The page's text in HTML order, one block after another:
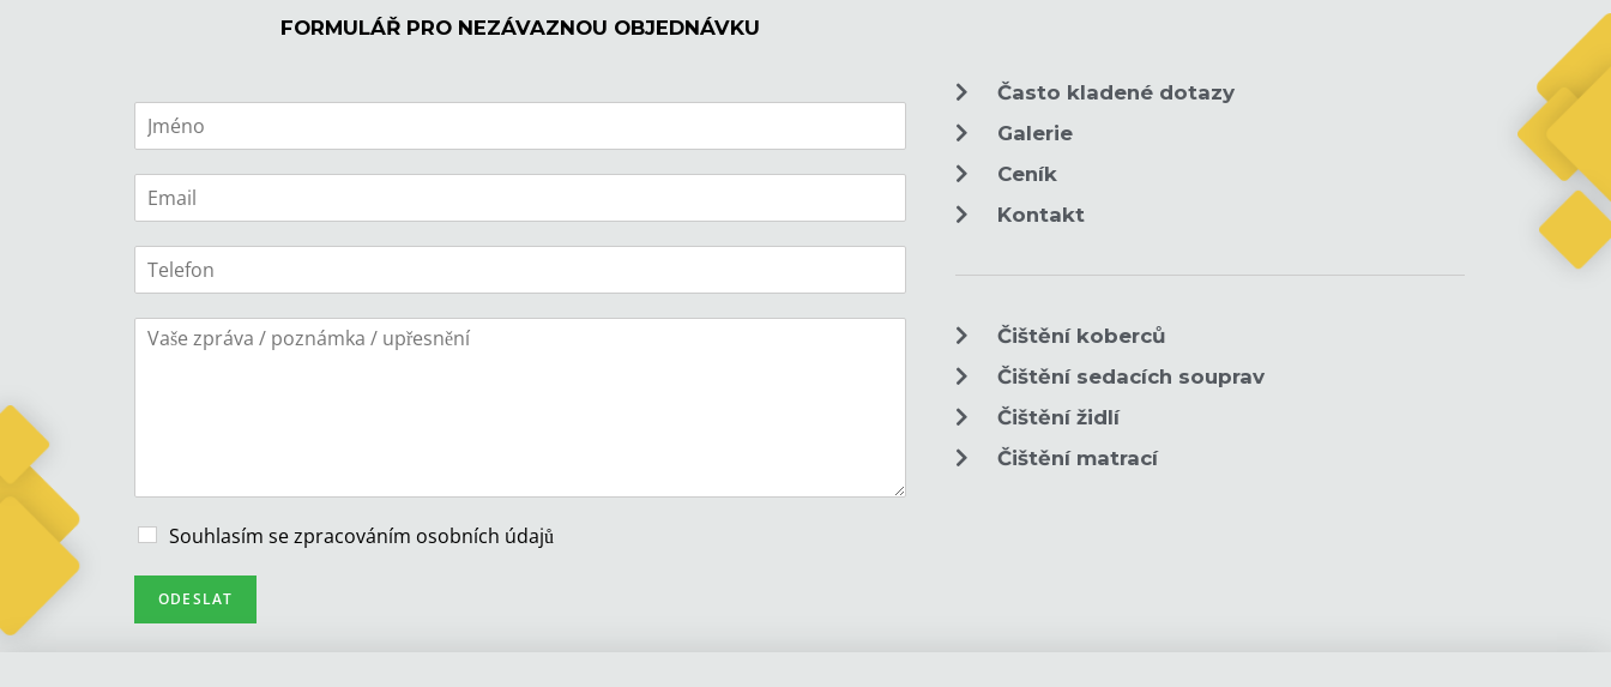
FORMULÁŘ PRO NEZÁVAZNOU OBJEDNÁVKU
Souhlasím sezpracováním osobních údajů
ODESLAT
Často kladené dotazy
Galerie
Ceník
Kontakt
Čištění koberců
Čištění sedacích souprav
Čištění židlí
Čištění matrací